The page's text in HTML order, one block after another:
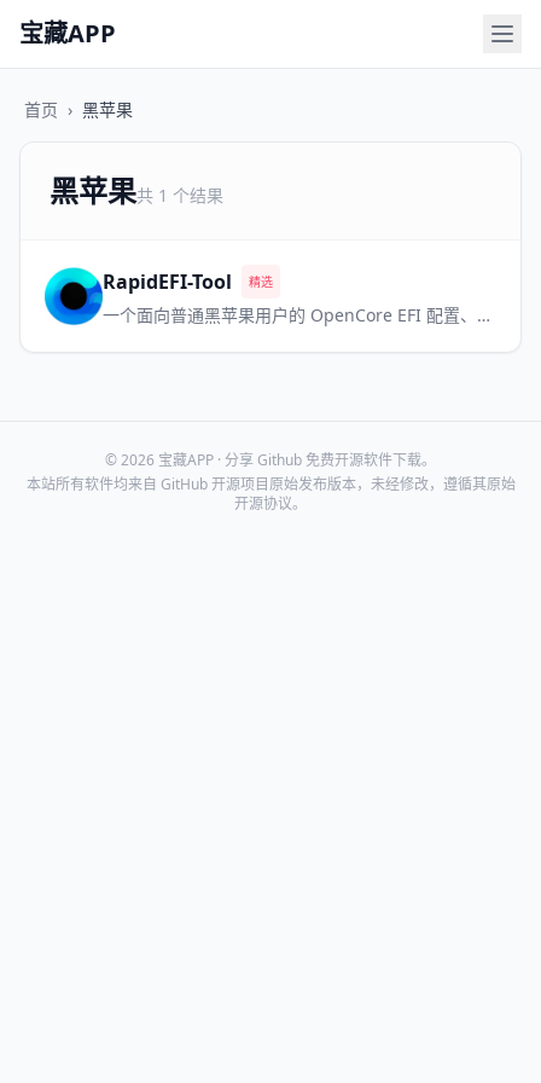
宝藏APP
首页 › 黑苹果
黑苹果共 1 个结果
RapidEFI-Tool 精选
一个面向普通黑苹果用户的 OpenCore EFI 配置、自动生成与后期维护工具
© 2026 宝藏APP · 分享 Github 免费开源软件下载。
本站所有软件均来自 GitHub 开源项目原始发布版本，未经修改，遵循其原始
开源协议。